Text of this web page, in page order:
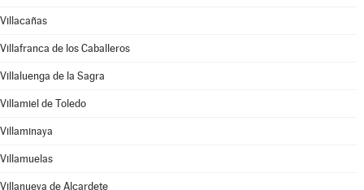
Villacañas
Villafranca de los Caballeros
Villaluenga de la Sagra
Villamiel de Toledo
Villaminaya
Villamuelas
Villanueva de Alcardete